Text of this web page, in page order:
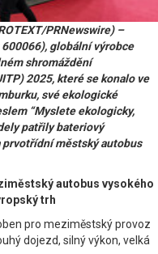
PRNewswire) –
globální výrobce
shromáždění
2025, které se konalo ve
své ekologické
“Myslete ekologicky,
patřily bateriový
městský autobus
autobus vysokého
trh
pro meziměstský provoz
dojezd, silný výkon, velká